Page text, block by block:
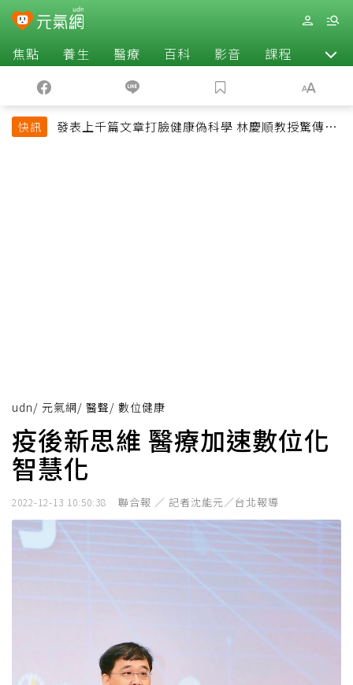
焦點 養生 醫療 百科 影音 課程 退休
快訊
發表上千篇文章打臉健康偽科學 林慶順教授驚傳意
udn/ 元氣網/ 醫聲/ 數位健康
疫後新思維 醫療加速數位化
智慧化
2022-12-13 10:50:38 聯合報 ／ 記者沈能元／台北報導